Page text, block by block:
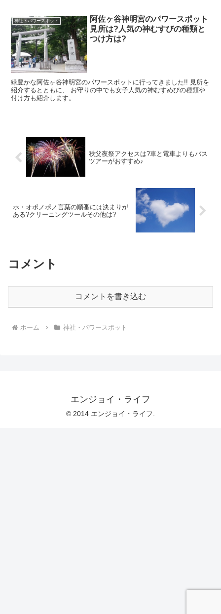
神社・パワースポット
阿佐ヶ谷神明宮のパワースポット
見所は?人気の神むすびの種類と
つけ方は?
緑豊かな阿佐ヶ谷神明宮のパワースポットに行ってきました!! 見所を
紹介するとともに、 お守りの中でも女子人気の神むすめびの種類や
付け方も紹介します。
秩父夜祭アクセスは?車と電車よりもバス
ツアーがおすすめ♪
ホ・オポノポノ言葉の順番には決まりが
ある?クリーニングツールその他は?
コメント
コメントを書き込む
ホーム 神社・パワースポット
エンジョイ・ライフ
© 2014 エンジョイ・ライフ.